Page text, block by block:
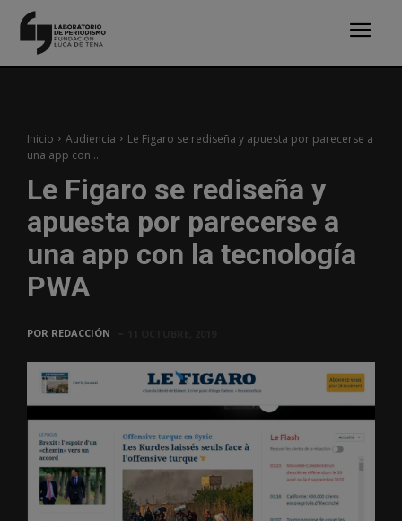
Inicio Audiencia
Le Figaro se rediseña y apuesta por parecerse a
una app con...
Le Figaro se rediseña y
apuesta por parecerse a
una app con la tecnología
PWA
POR REDACCIÓN